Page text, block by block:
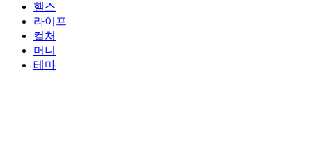
헬스
라이프
컬처
머니
테마